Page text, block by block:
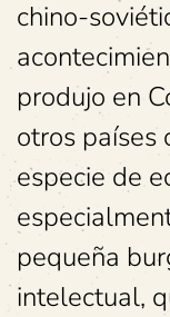
chino-
produjo en
otros países
especie de
pequeña
intelectual,